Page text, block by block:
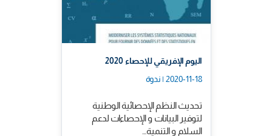
اليوم الإفريقي للإحصاء 2020
2020-11-18 | ندوة
تحديث النظم الإحصائية الوطنية
لتوفير البيانات و الإحصاءات لدعم
السلام و التنمية…